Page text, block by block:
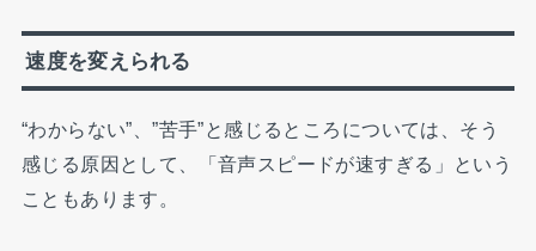
速度を変えられる
“わからない”、”苦手”と感じるところについては、そう
感じる原因として、「音声スピードが速すぎる」という
こともあります。